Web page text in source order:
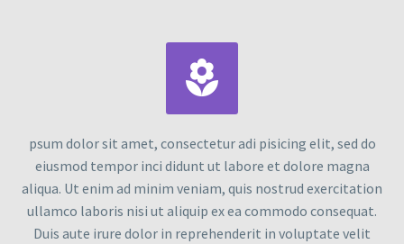


psum dolor sit amet, consectetur adi pisicing elit, sed do
eiusmod tempor inci didunt ut labore et dolore magna
aliqua. Ut enim ad minim veniam, quis nostrud exercitation
ullamco laboris nisi ut aliquip ex ea commodo consequat.
Duis aute irure dolor in reprehenderit in voluptate velit